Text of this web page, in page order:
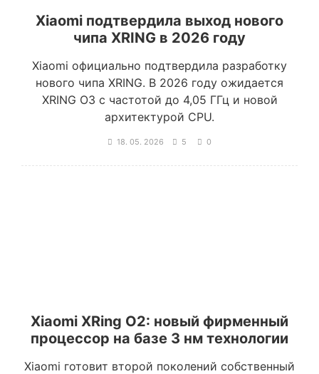
Xiaomi подтвердила выход нового
чипа XRING в 2026 году
Xiaomi официально подтвердила разработку
нового чипа XRING. В 2026 году ожидается
XRING O3 с частотой до 4,05 ГГц и новой
архитектурой CPU.
18. 05. 2026 5 0
Xiaomi XRing O2: новый фирменный
процессор на базе 3 нм технологии
Xiaomi готовит второй поколений собственный